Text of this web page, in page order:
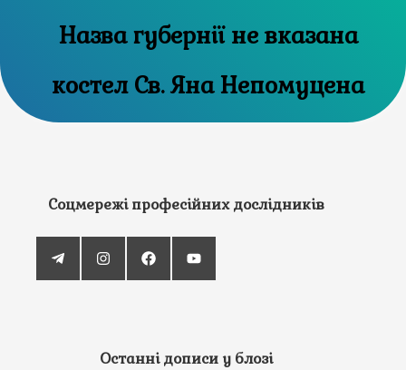
Назва губернії не вказана
костел Св. Яна Непомуцена
Соцмережі професійних дослідників
Останні дописи у блозі